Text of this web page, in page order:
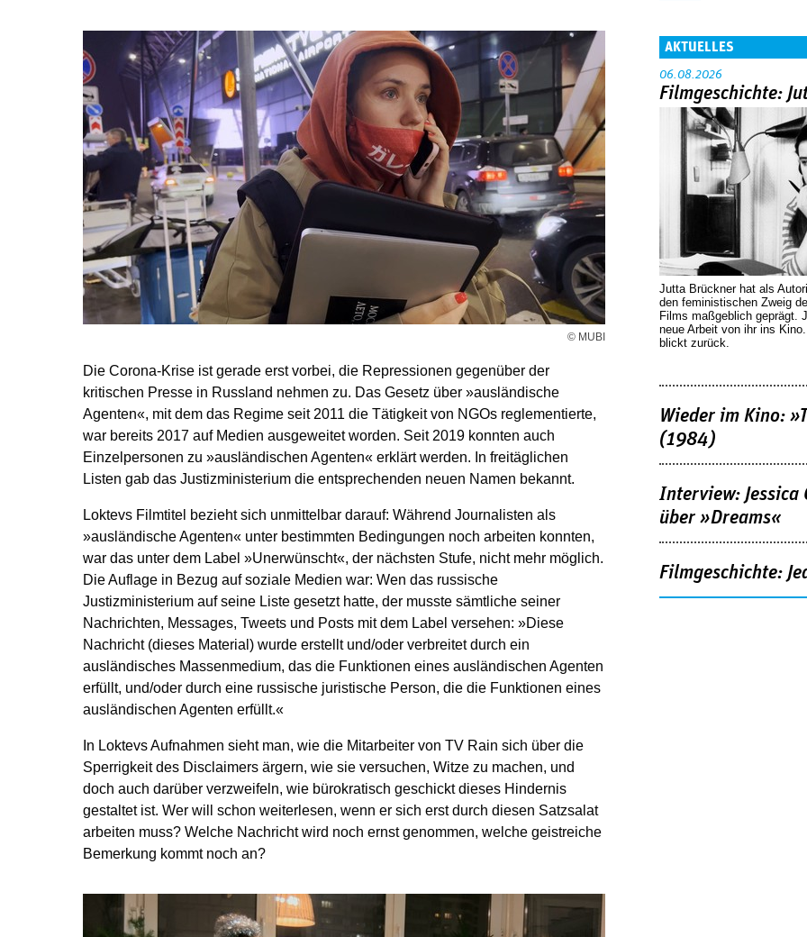
© MUBI
Die Corona-Krise ist gerade erst vorbei, die Repressionen gegenüber der
kritischen Presse in Russland nehmen zu. Das Gesetz über »ausländische
Agenten«, mit dem das Regime seit 2011 die Tätigkeit von NGOs reglementierte,
war bereits 2017 auf Medien ausgeweitet worden. Seit 2019 konnten auch
Einzelpersonen zu »ausländischen Agenten« erklärt werden. In freitäglichen
Listen gab das Justizministerium die entsprechenden neuen Namen bekannt.
Loktevs Filmtitel bezieht sich unmittelbar darauf: Während Journalisten als
»ausländische Agenten« unter bestimmten Bedingungen noch arbeiten konnten,
war das unter dem Label »Unerwünscht«, der nächsten Stufe, nicht mehr möglich.
Die Auflage in Bezug auf soziale Medien war: Wen das russische
Justizministerium auf seine Liste gesetzt hatte, der musste sämtliche seiner
Nachrichten, Messages, Tweets und Posts mit dem Label versehen: »Diese
Nachricht (dieses Material) wurde erstellt und/oder verbreitet durch ein
ausländisches Massenmedium, das die Funktionen eines ausländischen Agenten
erfüllt, und/oder durch eine russische juristische Person, die die Funktionen eines
ausländischen Agenten erfüllt.«
In Loktevs Aufnahmen sieht man, wie die Mitarbeiter von TV Rain sich über die
Sperrigkeit des Disclaimers ärgern, wie sie versuchen, Witze zu machen, und
doch auch darüber verzweifeln, wie bürokratisch geschickt dieses Hindernis
gestaltet ist. Wer will schon weiterlesen, wenn er sich erst durch diesen Satzsalat
arbeiten muss? Welche Nachricht wird noch ernst genommen, welche geistreiche
Bemerkung kommt noch an?
AKTUELLES
06.08.2026
Filmgeschichte:
Jutta Brückner hat als
den feministischen Zweig
Films maßgeblich geprägt.
neue Arbeit von ihr ins
blickt zurück.
Wieder im Kino:
(1984)
Interview: Jessica
über »Dreams«
Filmgeschichte: